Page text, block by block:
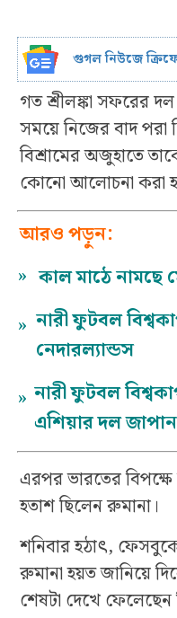
গুগল নিউজে
গত শ্রীলঙ্কা সফরের
সময়ে নিজের বাদ পরা
বিশ্রামের অজুহাতে
কোনো আলোচনা করা
আরও পড়ুন:
» কাল মাঠে নামছে
» নারী ফুটবল
নেদারল্যান্ডস
» নারী ফুটবল
এশিয়ার দল জাপান
এরপর ভারতের
হতাশ ছিলেন রুমানা।
শনিবার হঠাৎ,
রুমানা হয়ত জানিয়ে
শেষটা দেখে ফেলেছেন